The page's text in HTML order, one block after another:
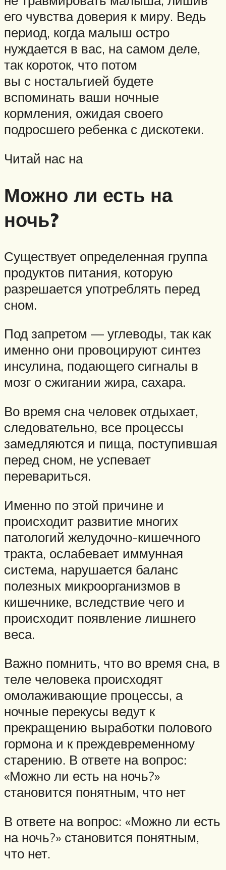
его чувства доверия к миру. Ведь
период, когда малыш остро
нуждается в вас, на самом деле,
так короток, что потом
вы с ностальгией будете
вспоминать ваши ночные
кормления, ожидая своего
подросшего ребенка с дискотеки.
Читай нас на
Можно ли есть на
ночь?
Существует определенная группа
продуктов питания, которую
разрешается употреблять перед
сном.
Под запретом — углеводы, так как
именно они провоцируют синтез
инсулина, подающего сигналы в
мозг о сжигании жира, сахара.
Во время сна человек отдыхает,
следовательно, все процессы
замедляются и пища, поступившая
перед сном, не успевает
перевариться.
Именно по этой причине и
происходит развитие многих
патологий желудочно-кишечного
тракта, ослабевает иммунная
система, нарушается баланс
полезных микроорганизмов в
кишечнике, вследствие чего и
происходит появление лишнего
веса.
Важно помнить, что во время сна, в
теле человека происходят
омолаживающие процессы, а
ночные перекусы ведут к
прекращению выработки полового
гормона и к преждевременному
старению. В ответе на вопрос:
«Можно ли есть на ночь?»
становится понятным, что нет
В ответе на вопрос: «Можно ли есть
на ночь?» становится понятным,
что нет.